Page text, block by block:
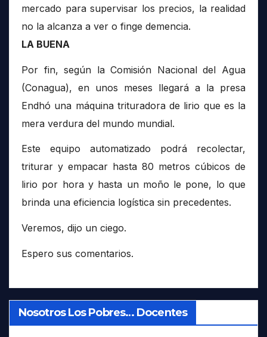
mercado para supervisar los precios, la realidad
no la alcanza a ver o finge demencia.
LA BUENA
Por fin, según la Comisión Nacional del Agua
(Conagua), en unos meses llegará a la presa
Endhó una máquina trituradora de lirio que es la
mera verdura del mundo mundial.
Este equipo automatizado podrá recolectar,
triturar y empacar hasta 80 metros cúbicos de
lirio por hora y hasta un moño le pone, lo que
brinda una eficiencia logística sin precedentes.
Veremos, dijo un ciego.
Espero sus comentarios.
Nosotros Los Pobres… Docentes